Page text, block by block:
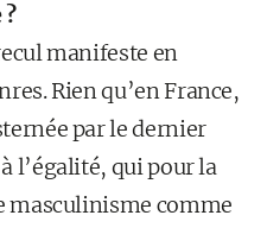
manifeste en
Rien qu’en France,
par le dernier
l’égalité, qui pour la
comme